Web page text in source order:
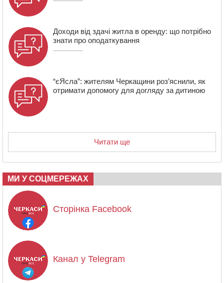
розмітку біля навчальних закладів (ФОТОФАКТ)
Доходи від здачі житла в оренду: що потрібно
знати про оподаткування
“єЯсла”: жителям Черкащини роз’яснили, як
отримати допомогу для догляду за дитиною
Читати ще
МИ У СОЦМЕРЕЖАХ
Сторінка Facebook
Канал у Telegram